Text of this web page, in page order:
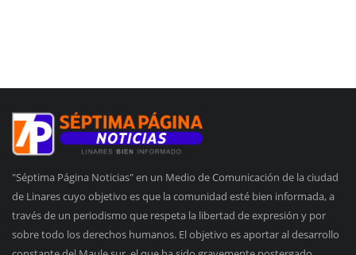
"Séptima Página Noticias" en un Medio de Comunicación de la ciudad
de Linares cuyo objetivo es que la comunidad esté bien informada, a
través de un periodismo que respeta la libertad de expresión y por
sobre todo los derechos humanos. El objetivo es aportar al desarrollo